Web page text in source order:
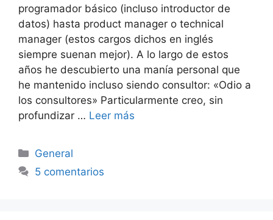
programador básico (incluso introductor de
datos) hasta product manager o technical
manager (estos cargos dichos en inglés
siempre suenan mejor). A lo largo de estos
años he descubierto una manía personal que
he mantenido incluso siendo consultor: «Odio a
los consultores» Particularmente creo, sin
profundizar … Leer más
Categorías
General
5 comentarios